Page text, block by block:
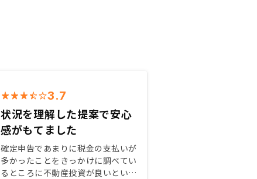
3.7
状況を理解した提案で安心
感がもてました
確定申告であまりに税金の支払いが
多かったことをきっかけに調べてい
るところに不動産投資が良いという